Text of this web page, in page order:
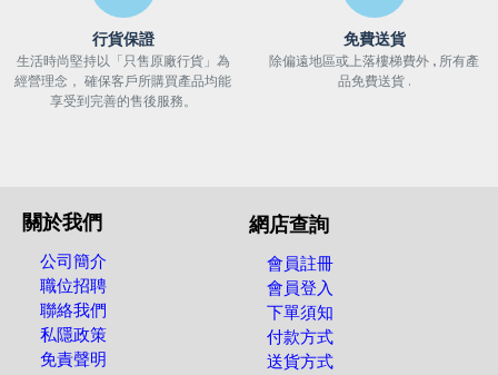
行貨保證
生活時尚堅持以「只售原廠行貨」為
經營理念， 確保客戶所購買產品均能
享受到完善的售後服務。
免費送貨
除偏遠地區或上落樓梯費外 , 所有產
品免費送貨 .
關於我們
公司簡介
職位招聘
聯絡我們
私隱政策
免責聲明
網店查詢
會員註冊
會員登入
下單須知
付款方式
送貨方式